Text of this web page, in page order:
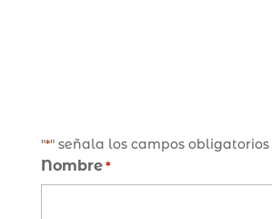
"*" señala los campos obligatorios
Nombre *